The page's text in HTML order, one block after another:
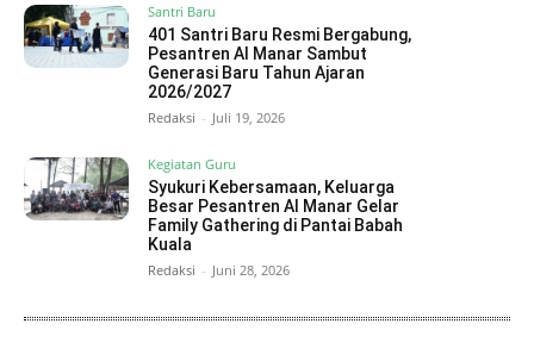
Santri Baru
401 Santri Baru Resmi Bergabung,
Pesantren Al Manar Sambut
Generasi Baru Tahun Ajaran
2026/2027
Redaksi - Juli 19, 2026
Kegiatan Guru
Syukuri Kebersamaan, Keluarga
Besar Pesantren Al Manar Gelar
Family Gathering di Pantai Babah
Kuala
Redaksi - Juni 28, 2026